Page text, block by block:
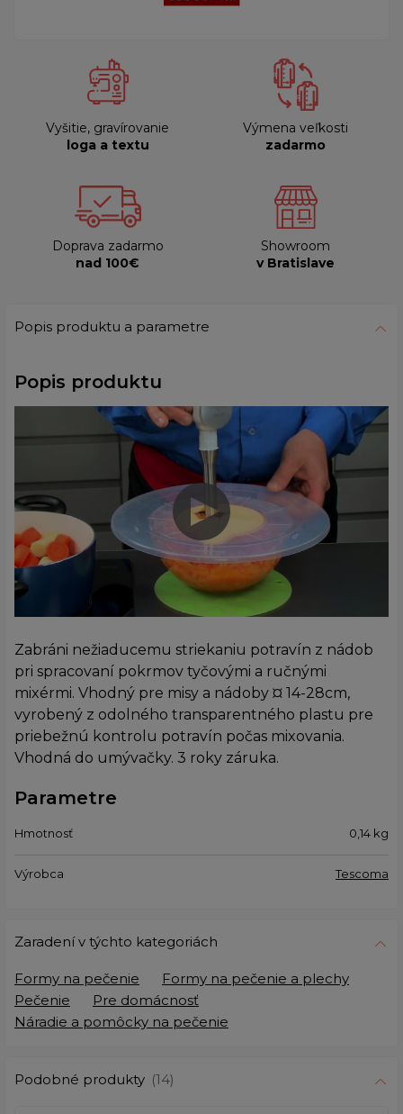
Vyšitie, gravírovanie
loga a textu
Výmena veľkosti
zadarmo
Doprava zadarmo
nad 100€
Showroom
v Bratislave
Popis produktu a parametre
Popis produktu
Zabráni nežiaducemu striekaniu potravín z nádob
pri spracovaní pokrmov tyčovými a ručnými
mixérmi. Vhodný pre misy a nádoby ¤ 14-28cm,
vyrobený z odolného transparentného plastu pre
priebežnú kontrolu potravín počas mixovania.
Vhodná do umývačky. 3 roky záruka.
Parametre
Hmotnosť 0,14 kg
Výrobca Tescoma
Zaradení v týchto kategoriách
Formy na pečenie
Formy na pečenie a plechy
Pečenie
Pre domácnosť
Náradie a pomôcky na pečenie
Podobné produkty (14)